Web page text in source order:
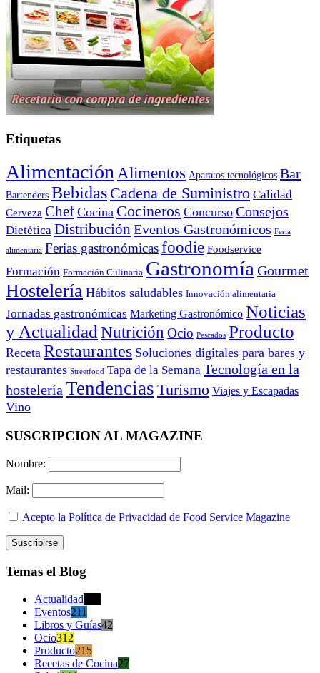
Etiquetas
Alimentación Alimentos Aparatos tecnológicos Bar
Bartenders Bebidas Cadena de Suministro Calidad
Cerveza Chef Cocina Cocineros Concurso Consejos
Dietética Distribución Eventos Gastronómicos Feria
alimentaria Ferias gastronómicasfoodie Foodservice
Formación Formación Culinaria Gastronomía Gourmet
Hostelería Hábitos saludables Innovación alimentaria
Jornadas gastronómicas Marketing Gastronómico Noticias
y Actualidad Nutrición Ocio Pescados Producto
Receta Restaurantes Soluciones digitales para bares y
restaurantes Streetfood Tapa de la Semana Tecnología en la
hostelería Tendencias Turismo Viajes y Escapadas
Vino
SUSCRIPCION AL MAGAZINE
Nombre:
Mail:
Acepto la Política de Privacidad de Food Service Magazine
Temas el Blog
Actualidad
Eventos211
Libros y Guías42
Ocio312
Producto215
Recetas de Cocina27